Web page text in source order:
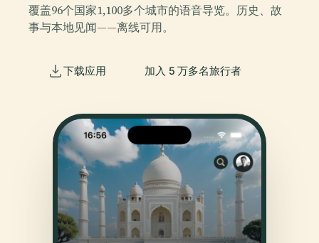
覆盖96个国家1,100多个城市的语音导览。历史、故
事与本地见闻——离线可用。
下载应用 加入 5 万多名旅行者